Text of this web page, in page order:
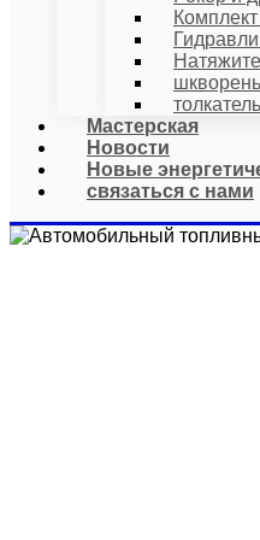
Мастерская
Новости
Новые
связаться с нами